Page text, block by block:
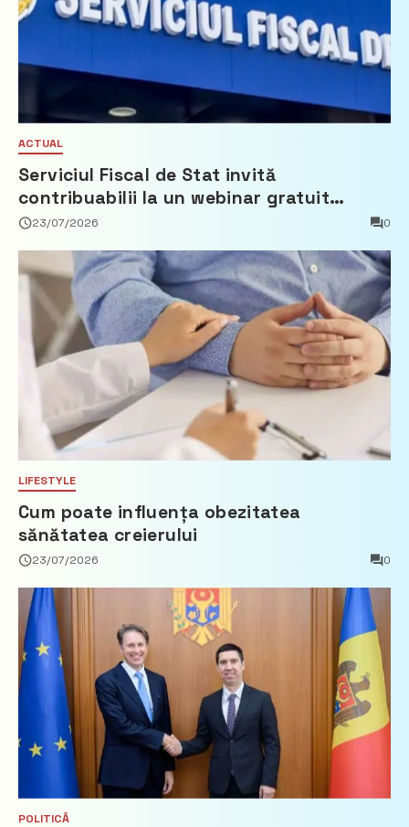
ACTUAL
Serviciul Fiscal de Stat invită
contribuabilii la un webinar gratuit
privind calculul impozitului pe bunurile
23/07/2026 0
LIFESTYLE
Cum poate influența obezitatea
sănătatea creierului
23/07/2026 0
POLITICĂ